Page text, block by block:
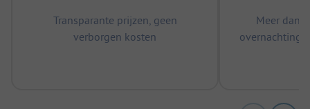
Transparante prijzen, geen
verborgen kosten
Meer dan